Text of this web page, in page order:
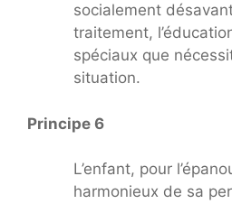
socialement
traitement,
spéciaux que
situation.
Principe 6
L’enfant, pour
harmonieux de sa